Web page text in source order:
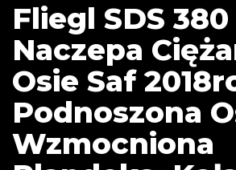
Fliegl SDS 380
Naczepa
Osie Saf
Podnoszona
Wzmocniona